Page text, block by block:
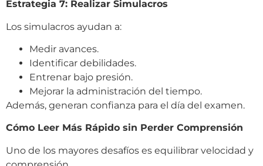
Estrategia 7: Realizar Simulacros
Los simulacros ayudan a:
Medir avances.
Identificar debilidades.
Entrenar bajo presión.
Mejorar la administración del tiempo.
Además, generan confianza para el día del examen.
Cómo Leer Más Rápido sin Perder Comprensión
Uno de los mayores desafíos es equilibrar velocidad y